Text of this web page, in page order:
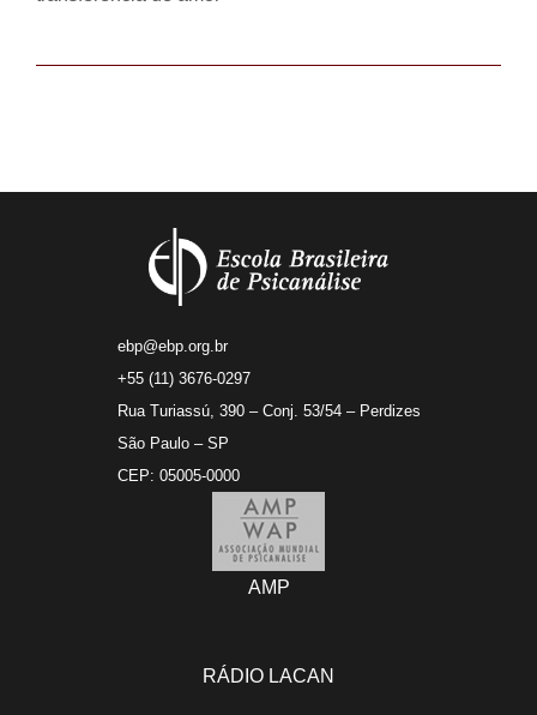
ebp@ebp.org.br
+55 (11) 3676-0297
Rua Turiassú, 390 – Conj. 53/54 – Perdizes
São Paulo – SP
CEP: 05005-0000
AMP
RÁDIO LACAN